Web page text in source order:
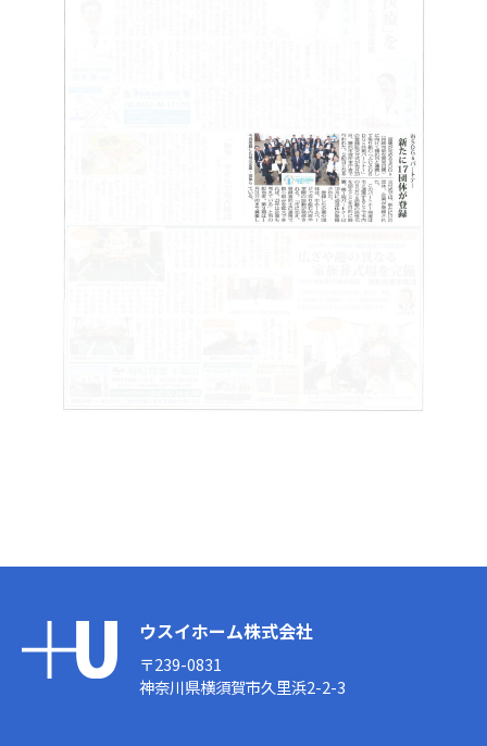
ウスイホーム株式会社
〒239-0831
神奈川県横須賀市久里浜2-2-3